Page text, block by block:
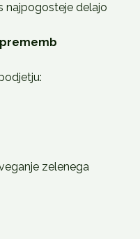
najpogosteje delajo
zelenega